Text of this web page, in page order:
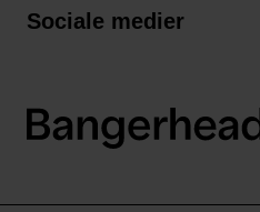
Betingelser
Sociale medier
LinkedIn